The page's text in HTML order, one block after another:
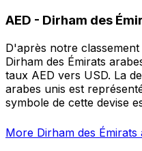
AED - Dirham des
D'après notre
Dirham des Émirats
taux AED vers USD. La
arabes unis est
More Dirham des Émirats